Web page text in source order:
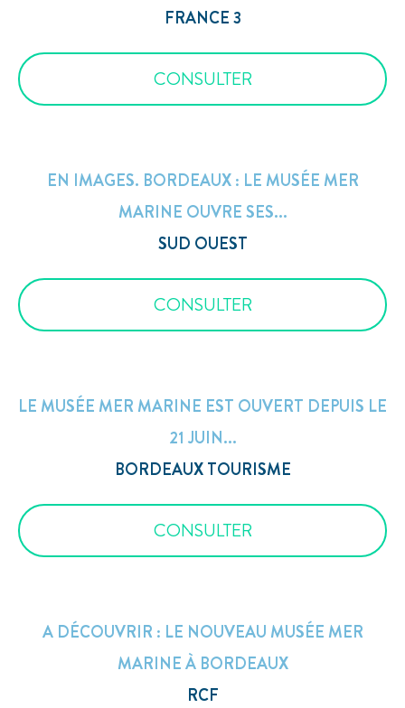
FRANCE 3
CONSULTER
EN IMAGES. BORDEAUX : LE MUSÉE MER
MARINE OUVRE SES...
SUD OUEST
CONSULTER
LE MUSÉE MER MARINE EST OUVERT DEPUIS LE
21 JUIN...
BORDEAUX TOURISME
CONSULTER
A DÉCOUVRIR : LE NOUVEAU MUSÉE MER
MARINE À BORDEAUX
RCF